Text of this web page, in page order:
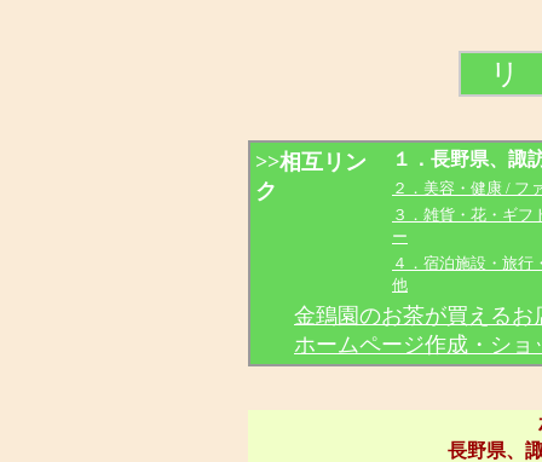
>>相互リン
ク
１．長野県、諏
２．美容・健康 / フ
３．雑貨・花・ギフ
ー
４．宿泊施設・旅行
他
金鵄園のお茶が買えるお
ホームページ作成・シ
長野県、